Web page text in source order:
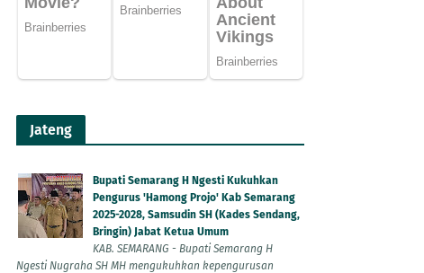
Jateng
Bupati Semarang H Ngesti Kukuhkan
Pengurus 'Hamong Projo' Kab Semarang
2025-2028, Samsudin SH (Kades Sendang,
Bringin) Jabat Ketua Umum
KAB. SEMARANG - Bupati Semarang H
Ngesti Nugraha SH MH mengukuhkan kepengurusan